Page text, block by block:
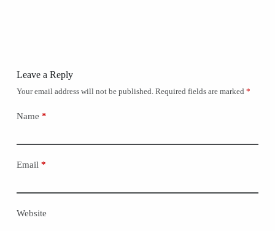
Leave a Reply
Your email address will not be published. Required fields are marked *
Name *
Email*
Website